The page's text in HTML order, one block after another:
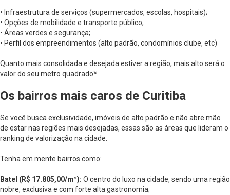
• Infraestrutura de serviços (supermercados, escolas, hospitais);
• Opções de mobilidade e transporte público;
• Áreas verdes e segurança;
• Perfil dos empreendimentos (alto padrão, condomínios clube, etc)
Quanto mais consolidada e desejada estiver a região, mais alto será o
valor do seu metro quadrado*
Os bairros mais caros de Curitiba
Se você busca exclusividade, imóveis de alto padrão e não abre mão
de estar nas regiões mais desejadas, essas são as áreas que lideram o
ranking de valorização na cidade.
Tenha em mente bairros como:
Batel (R$ 17.805,00/m²): O centro do luxo na cidade, sendo uma região
nobre, exclusiva e com forte alta gastronomia;